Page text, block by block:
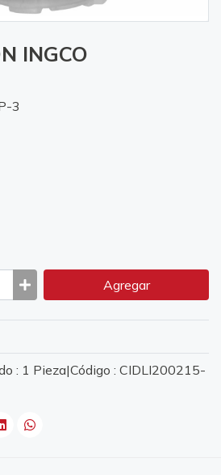
INGCO
3
Agregar
: 1 Pieza|Código : CIDLI200215-